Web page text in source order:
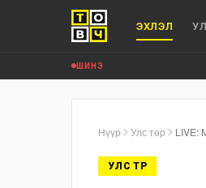
ЭХЛЭЛ
ШИНЭ
Нүүр Улс төр
УЛС ТӨР